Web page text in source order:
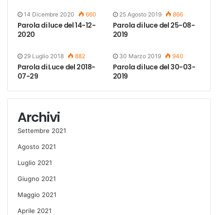
14 Dicembre 2020 660
Parola di luce del 14-12-
2020
25 Agosto 2019 866
Parola di luce del 25-08-
2019
29 Luglio 2018 882
Parola di Luce del 2018-
07-29
30 Marzo 2019 940
Parola di luce del 30-03-
2019
Archivi
Settembre 2021
Agosto 2021
Luglio 2021
Giugno 2021
Maggio 2021
Aprile 2021